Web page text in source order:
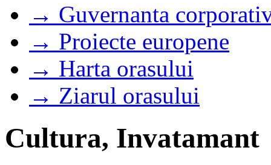
→ Guvernanta
→ Proiecte europene
→ Harta orasului
→ Ziarul orasului
Cultura, Invatamant